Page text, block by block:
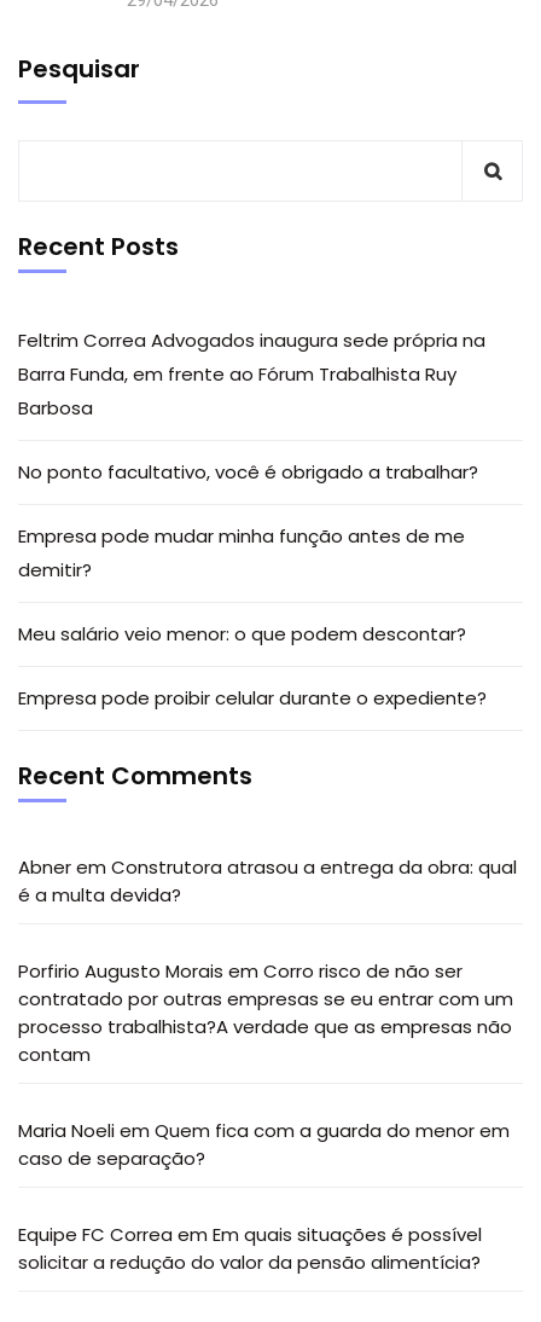
Pesquisar
Recent Posts
Feltrim Correa Advogados inaugura sede própria na
Barra Funda, em frente ao Fórum Trabalhista Ruy
Barbosa
No ponto facultativo, você é obrigado a trabalhar?
Empresa pode mudar minha função antes de me
demitir?
Meu salário veio menor: o que podem descontar?
Empresa pode proibir celular durante o expediente?
Recent Comments
Abnerem Construtora atrasou a entrega da obra: qual
é a multa devida?
Porfirio Augusto Morais em Corro risco de não ser
contratado por outras empresas se eu entrar com um
processo trabalhista?A verdade que as empresas não
contam
Maria Noeliem Quem fica com a guarda do menor em
caso de separação?
Equipe FC Correa em Em quais situações é possível
solicitar a redução do valor da pensão alimentícia?